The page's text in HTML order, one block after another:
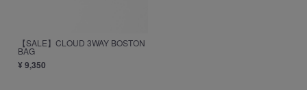
【SALE】CLOUD 3WAY BOSTON
BAG
¥ 9,350